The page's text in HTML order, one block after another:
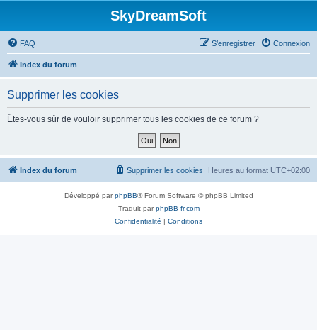
SkyDreamSoft
FAQ Connexion
S’enregistrer
Index du forum
Supprimer les cookies
Êtes-vous sûr de vouloir supprimer tous les cookies de ce forum ?
Index du forum Heures au format UTC+02:00
Supprimer les cookies
Développé parphpBB® Forum Software © phpBB Limited
Traduit parphpBB-fr.com
Confidentialité | Conditions